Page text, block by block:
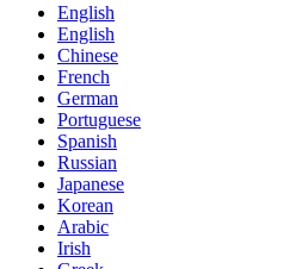
English
English
Chinese
French
German
Portuguese
Spanish
Russian
Japanese
Korean
Arabic
Irish